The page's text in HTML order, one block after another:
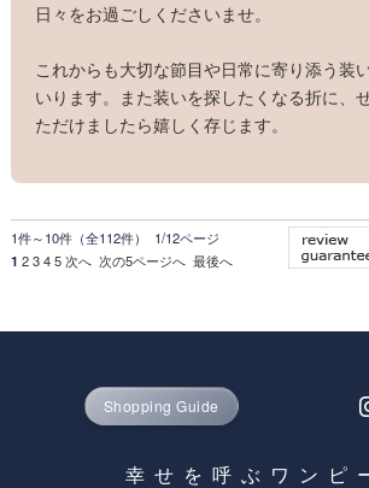
日々をお過ごしくださいませ。
これからも大切な節目や日常に寄り添う装
いります。また装いを探したくなる折に、
ただけましたら嬉しく存じます。
1件～10件（全112件） 1/12ページ
1 2345次へ 次の5ページへ 最後へ
Shopping Guide
幸せを呼ぶワンピ